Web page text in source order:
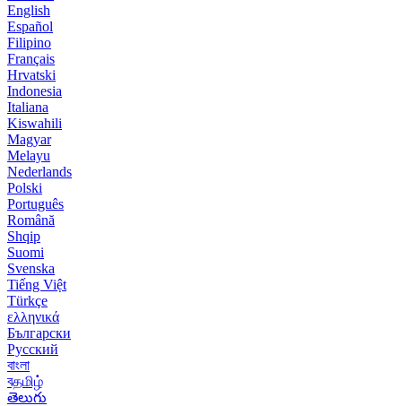
English
Español
Filipino
Français
Hrvatski
Indonesia
Italiana
Kiswahili
Magyar
Melayu
Nederlands
Polski
Português
Română
Shqip
Suomi
Svenska
Tiếng Việt
Türkçe
ελληνικά
Български
Русский
বাংলা
বதமிழ்
తెలుగు